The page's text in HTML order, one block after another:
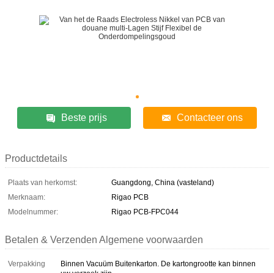
Beste prijs Contacteer ons
Productdetails
Plaats van herkomst:
Guangdong, China (vasteland)
Merknaam:
Rigao PCB
Modelnummer:
Rigao PCB-FPC044
Betalen & Verzenden Algemene voorwaarden
Verpakking
Binnen Vacuüm Buitenkarton. De kartongrootte kan binnen